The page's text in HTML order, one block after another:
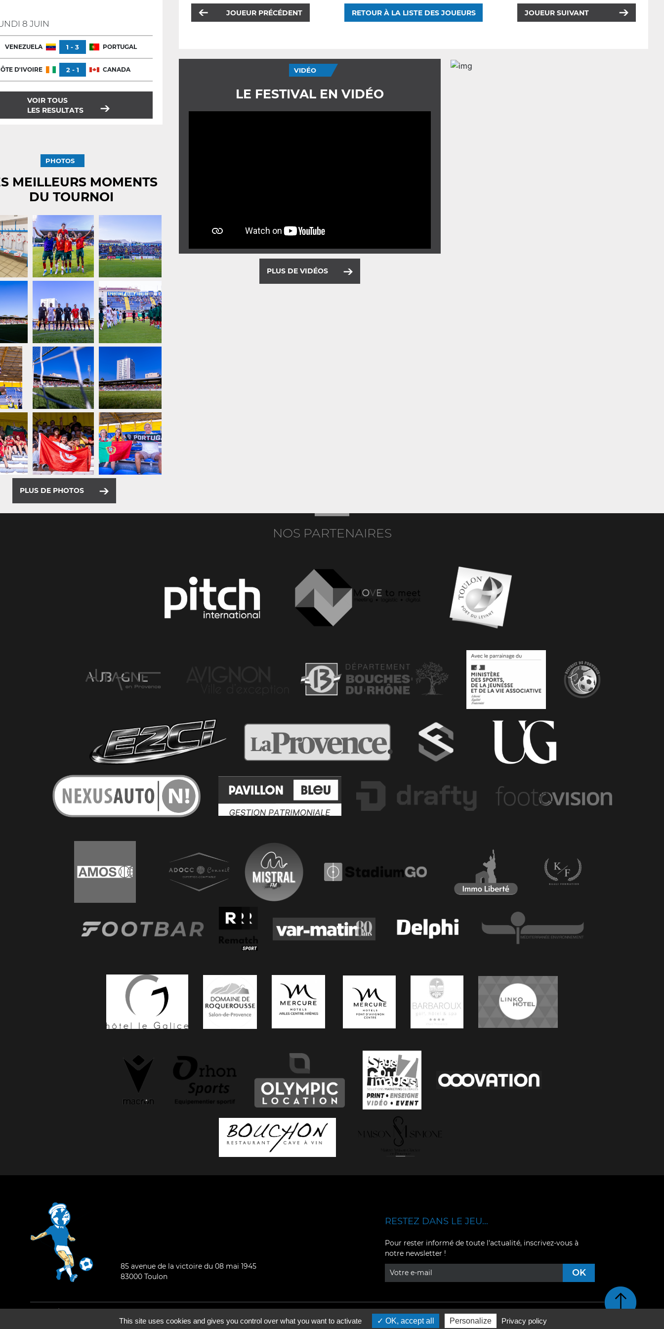
8 JUIN
VENEZUELA 1 - 3 PORTUGAL
D'IVOIRE 2 - 1 CANADA
VOIR TOUS
LES RESULTATS
PHOTOS
MEILLEURS MOMENTS
DU TOURNOI
PLUS DE PHOTOS
JOUEUR PRÉCÉDENT RETOUR À LA LISTE DES JOUEURS JOUEUR SUIVANT
VIDÉO
LE FESTIVAL EN VIDÉO
PLUS DE VIDÉOS
NOS PARTENAIRES
85 avenue de la victoire du 08 mai 1945
83000 Toulon
YouTube
RESTEZ DANS LE JEU...
Pour rester informé de toute l'actualité, inscrivez-vous à
notre newsletter !
Mentions légales-Qui sommes-nous ?
©2026 - Tous droits réservés - Conception :epartenair e
Retour en haut de page
This site uses cookies and gives you control over what you want to activate OK, accept all Personalize Privacy policy